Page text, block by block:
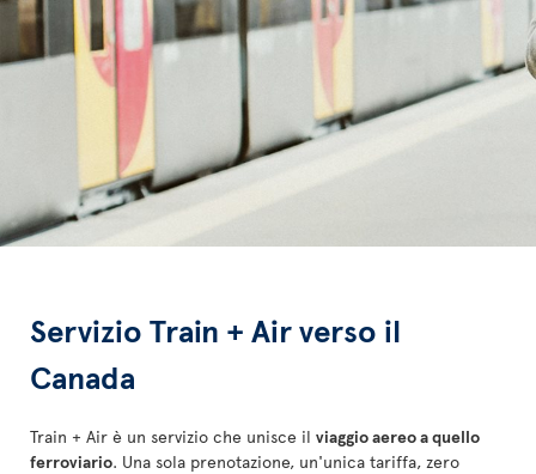
Servizio Train + Air verso il
Canada
Train + Air è un servizio che unisce il viaggio aereo a quello
ferroviario. Una sola prenotazione, un'unica tariffa, zero